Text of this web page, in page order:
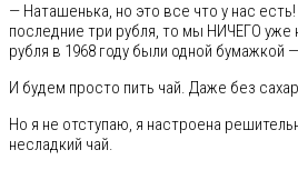
— Наташенька, но это все что у нас
последние три рубля, то мы НИЧЕГО уже
рубля в 1968 году были одной бумажкой
И будем просто пить чай. Даже без
Но я не отступаю, я настроена
несладкий чай.